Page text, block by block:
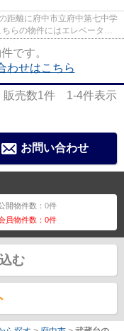
距離に府中市立府中第七中学
らの物件にはエレベーター
です。
わせはこちら
売数1件 1-4件表示
お問い合わせ
開物件数：0件
員物件数：0件
む